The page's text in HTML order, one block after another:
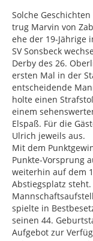
Solche
trug Marvin von
ehe der 19-Jährige
SV Sonsbeck
Derby des 26.
ersten Mal in der
entscheidende
holte einen
einem
Elspaß. Für die
Ulrich jeweils aus.
Mit dem
Punkte-Vorsprung
weiterhin auf dem
Abstiegsplatz
spielte in
seinen 44.
Aufgebot zur